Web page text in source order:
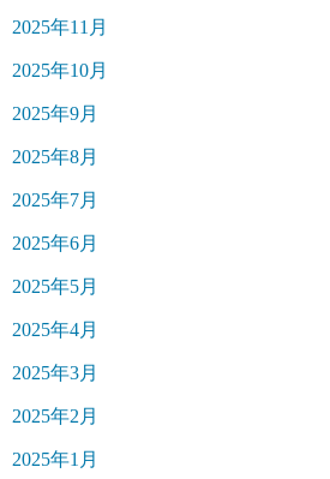
2025年11月
2025年10月
2025年9月
2025年8月
2025年7月
2025年6月
2025年5月
2025年4月
2025年3月
2025年2月
2025年1月